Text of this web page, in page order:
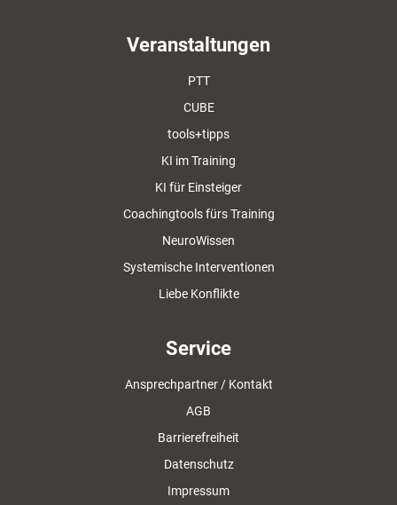
Veranstaltungen
PTT
CUBE
tools+tipps
KI im Training
KI für Einsteiger
Coachingtools fürs Training
NeuroWissen
Systemische Interventionen
Liebe Konflikte
Service
Ansprechpartner / Kontakt
AGB
Barrierefreiheit
Datenschutz
Impressum